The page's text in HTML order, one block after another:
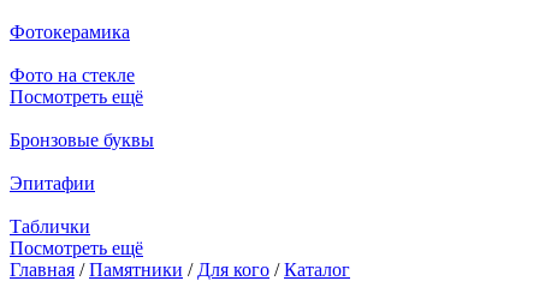
Фотокерамика
Фото на стекле
Посмотреть ещё
Бронзовые буквы
Эпитафии
Таблички
Посмотреть ещё
Главная / Памятники / Для кого / Каталог